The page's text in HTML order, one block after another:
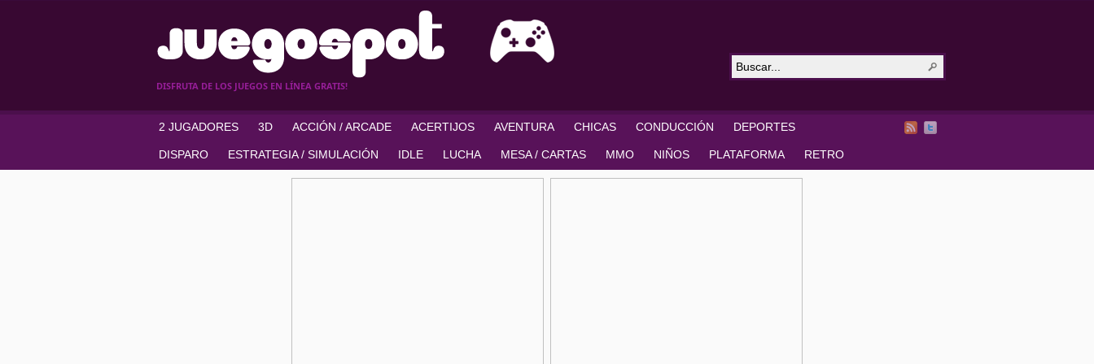
DISFRUTA DE LOS JUEGOS EN LÍNEA GRATIS!
2 JUGADORES 3D ACCIÓN / ARCADE ACERTIJOS AVENTURA CHICAS CONDUCCIÓN DEPORTES
DISPARO ESTRATEGIA / SIMULACIÓN IDLE LUCHA MESA / CARTAS MMO NIÑOS PLATAFORMA RETRO